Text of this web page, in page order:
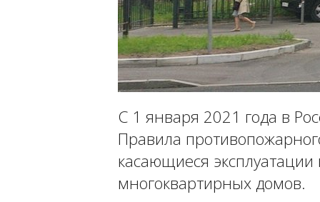
С 1 января 2021 года в
Правила
касающиеся
многоквартирных домов.